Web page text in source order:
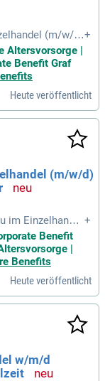
(m/w/d)
Ab dem 01.0
in Vollzeit
und 1.388 €.
Team und kle
dynamischen
Wir bieten dir
Unterneh
Zukunft in
+
|
Benefit Graf
Heute veröffentlicht
(m/w/d)
im Einzelhandel
Immenstad
im Bereich L
bis zur f
Annehmen u
Ersatzteile sowi
du bei Inventu
biete
den Verkauf v
für Auto
Tätigkeit!
+
Benefit
|
Benefits
Heute veröffentlicht
w/m/d